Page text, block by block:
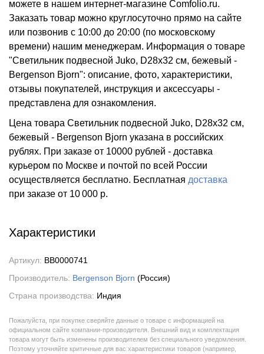
можете в нашем интернет-магазине Comfolio.ru.
Заказать товар можно круглосуточно прямо на сайте
или позвонив с 10:00 до 20:00 (по московскому
времени) нашим менеджерам. Информация о товаре
"Светильник подвесной Juko, D28х32 см, бежевый -
Bergenson Bjorn": описание, фото, характеристики,
отзывы покупателей, инструкция и аксессуары -
представлена для ознакомления.
Цена товара Светильник подвесной Juko, D28х32 см,
бежевый - Bergenson Bjorn указана в российских
рублях. При заказе от 10000 рублей - доставка
курьером по Москве и почтой по всей России
осуществляется бесплатно. Бесплатная доставка
при заказе от 10 000 р.
Характеристики
Артикул: BB0000741
Производитель: Bergenson Bjorn (Россия)
Страна производства: Индия
Пожалуйста, при покупке сверяйте данные о товаре с информацией на
официальном сайте компании-производителя. Внешний вид и комплектация
товара могут быть изменены производителем без специального уведомления.
Поэтому уточняйте критичные для вас характеристики товаров (например,